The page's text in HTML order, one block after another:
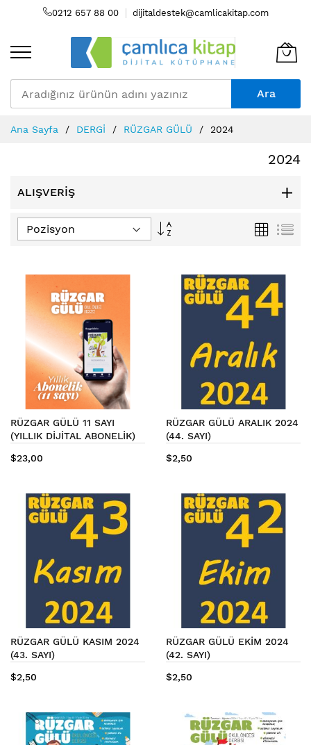
0212 657 88 00 dijitaldestek@camlicakitap.com
Ara
to
Ana Sayfa DERGİ RÜZGAR GÜLÜ 2024
2024
ALIŞVERIŞ
Büyükten
Izgara
RÜZGAR GÜLÜ 11 SAYI
(YILLIK DİJİTAL ABONELİK)
$23,00
RÜZGAR GÜLÜ ARALIK 2024
(44. SAYI)
$2,50
RÜZGAR GÜLÜ KASIM 2024
(43. SAYI)
$2,50
RÜZGAR GÜLÜ EKİM 2024
(42. SAYI)
$2,50